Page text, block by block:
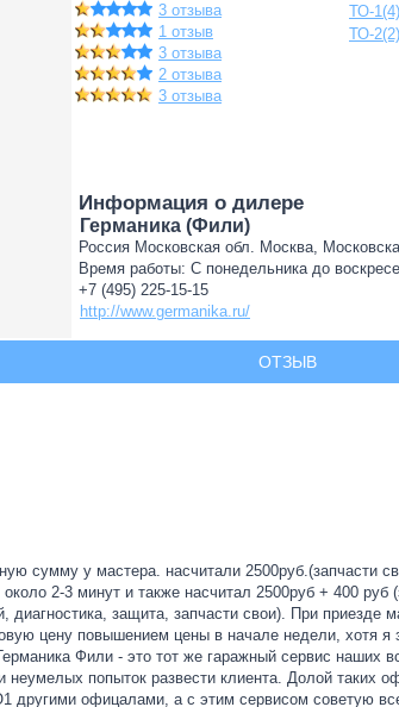
3 отзыва
1 отзыв
3 отзыва
2 отзыва
3 отзыва
ТО-1(4)
ТО-2(2)
Информация о дилере
Германика (Фили)
Россия Московская обл. Москва,
Время работы: С понедельника до
+7 (495) 225-15-15
http://www.germanika.ru/
ОТЗЫВ
сумму у мастера. насчитали 2500руб.(запчасти
2-3 минут и также насчитал 2500руб + 400 руб
защита, запчасти свои). При приезде
цену повышением цены в начале недели, хотя я
Фили - это тот же гаражный сервис наших
попыток развести клиента. Долой таких
другими офицалами, а с этим сервисом советую